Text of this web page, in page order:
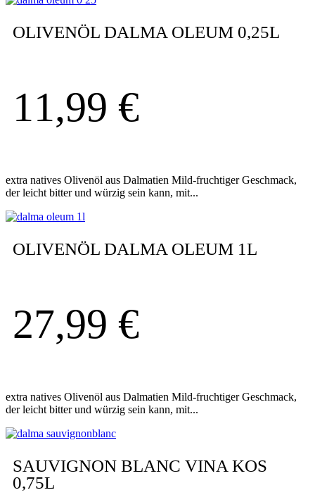
OLIVENÖL DALMA OLEUM 0,25L
11,99 €
extra natives Olivenöl aus Dalmatien Mild-fruchtiger Geschmack,
der leicht bitter und würzig sein kann, mit...
OLIVENÖL DALMA OLEUM 1L
27,99 €
extra natives Olivenöl aus Dalmatien Mild-fruchtiger Geschmack,
der leicht bitter und würzig sein kann, mit...
SAUVIGNON BLANC VINA KOS
0,75L